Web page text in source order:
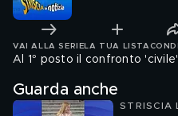
VAI ALLA SERIE LA TUA LISTA
Al 1° posto il confronto
Guarda anche
STRISCIA